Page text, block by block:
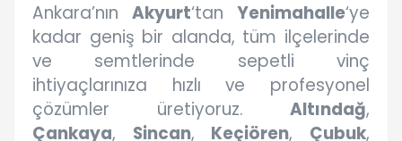
Ankara’nın Akyurt‘tan Yenimahalle‘ye
kadar geniş bir alanda, tüm ilçelerinde
ve semtlerinde sepetli vinç
ihtiyaçlarınıza hızlı ve profesyonel
çözümler üretiyoruz. Altındağ,
Çankaya, Sincan, Keçiören, Çubuk,